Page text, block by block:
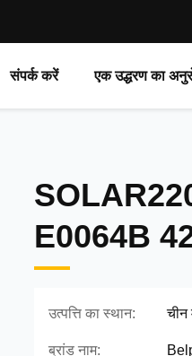
संपर्क करें एक उद्धरण का
E0064B
उत्पत्ति का स्थान: चीन
ब्रांड नाम: